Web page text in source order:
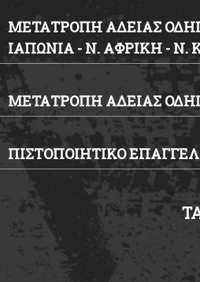
ΜΕΤΑΤΡΟΠΗ ΑΔΕΙΑΣ
ΙΑΠΩΝΙΑ - Ν. ΑΦΡΙΚΗ - Ν.
ΜΕΤΑΤΡΟΠΗ ΑΔΕΙΑΣ
ΠΙΣΤΟΠΟΙΗΤΙΚΟ